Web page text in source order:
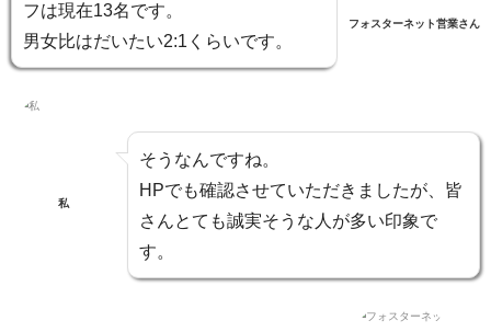
フは現在13名です。
男女比はだいたい2:1くらいです。
フォスターネット営業さん
私
そうなんですね。
HPでも確認させていただきましたが、皆
さんとても誠実そうな人が多い印象で
す。